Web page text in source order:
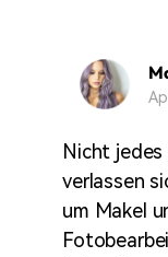
Nicht
verlassen
um Makel